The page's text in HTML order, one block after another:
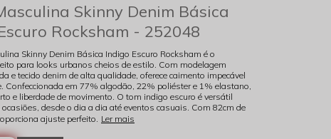
Skinny Denim Básica
Rocksham - 252048
Skinny Denim Básica Indigo Escuro Rocksham é o
para looks urbanos cheios de estilo. Com modelagem
e tecido denim de alta qualidade, oferece caimento impecável
Confeccionada em 77% algodão, 22% poliéster e 1% elastano,
e liberdade de movimento. O tom indigo escuro é versátil
desde o dia a dia até eventos casuais. Com 82cm de
ajuste perfeito. Ler mais